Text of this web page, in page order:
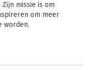
missie is om
om meer
worden.
menselijke Van